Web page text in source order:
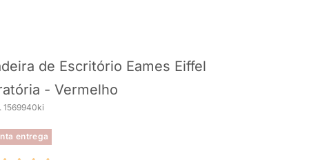
de Escritório Eames Eiffel
- Vermelho
1569940ki
entrega